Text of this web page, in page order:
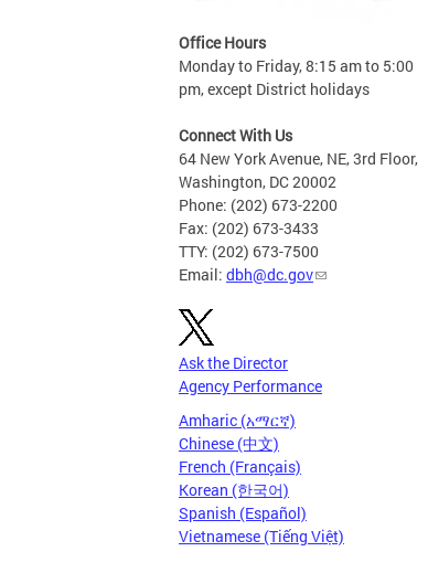
Office Hours
Monday to Friday, 8:15 am to 5:00
pm, except District holidays
Connect With Us
64 New York Avenue, NE, 3rd Floor,
Washington, DC 20002
Phone: (202) 673-2200
Fax: (202) 673-3433
TTY: (202) 673-7500
Email: dbh@dc.gov
Ask the Director
Agency Performance
Amharic (አማርኛ)
Chinese (中文)
French (Français)
Korean (한국어)
Spanish (Español)
Vietnamese (Tiếng Việt)